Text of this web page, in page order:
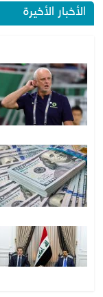
الأخبار الأخيرة